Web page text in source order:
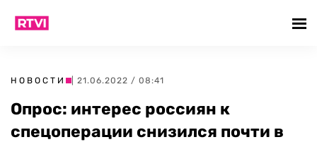
НОВОСТИ | 21.06.2022 / 08:41
Опрос: интерес россиян к
спецоперации снизился почти в